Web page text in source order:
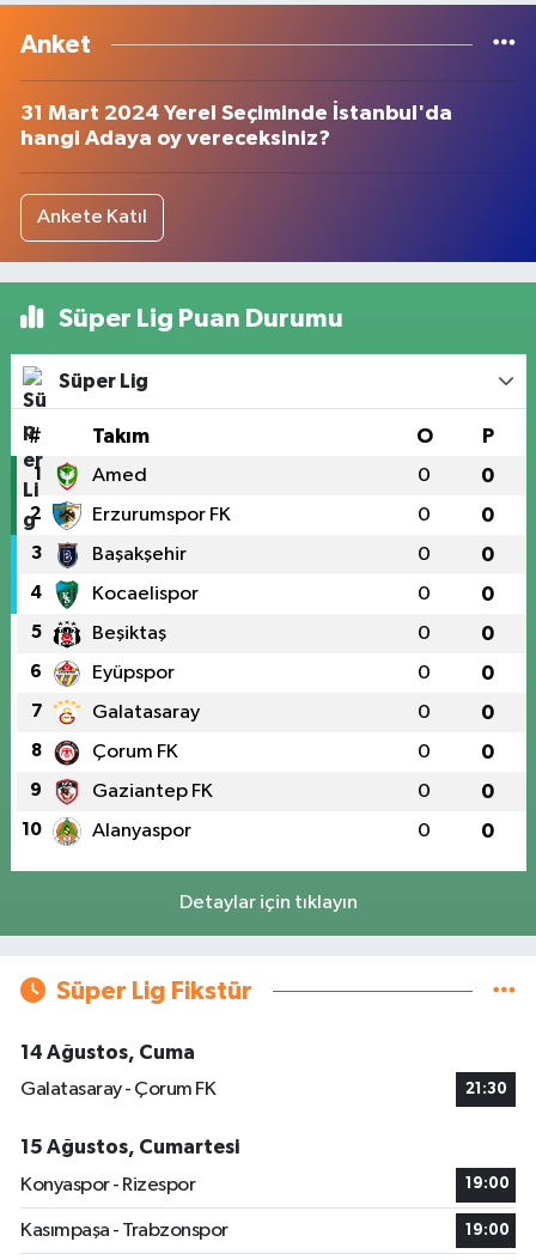
Anket
31 Mart 2024 Yerel Seçiminde İstanbul'da
hangi Adaya oy vereceksiniz?
Ankete Katıl
Süper Lig Puan Durumu
Süper Lig
# Takım O P
1 Amed 0 0
2 Erzurumspor FK 0 0
3 Başakşehir 0 0
4 Kocaelispor 0 0
5 Beşiktaş 0 0
6 Eyüpspor 0 0
7 Galatasaray 0 0
8 Çorum FK 0 0
9 Gaziantep FK 0 0
10 Alanyaspor 0 0
Detaylar için tıklayın
Süper Lig Fikstür
14 Ağustos, Cuma
Galatasaray - Çorum FK
21:30
15 Ağustos, Cumartesi
Konyaspor - Rizespor
19:00
Kasımpaşa - Trabzonspor 19:00